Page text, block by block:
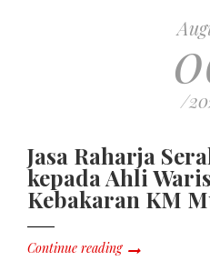
/
Jasa Raharja
kepada Ahli
Kebakaran KM
Continue reading